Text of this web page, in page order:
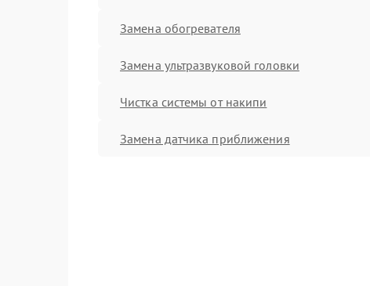
Замена обогревателя
Замена ультразвуковой головки
Чистка системы от накипи
Замена датчика приближения